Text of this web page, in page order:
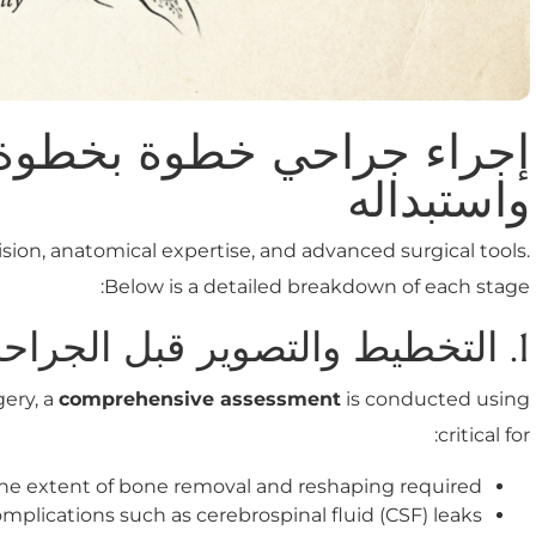
إجراء جراحي خطوة بخطوة:
واستبداله
anatomical expertise, and advanced surgical tools.
Below is a detailed breakdown of each stage:
1. التخطيط والتصوير قبل الجراحة
a comprehensive assessment is conducted using
critical for:
extent of bone removal and reshaping required.
such as cerebrospinal fluid (CSF) leaks.